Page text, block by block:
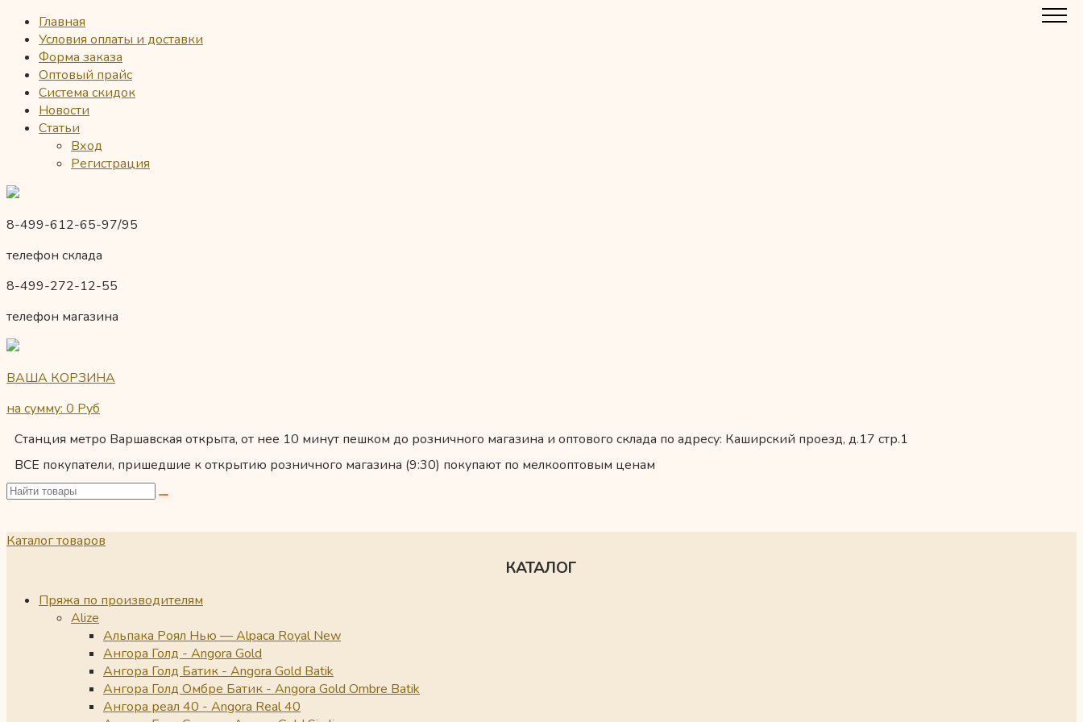
Главная
Условия оплаты и доставки
Форма заказа
Оптовый прайс
Система скидок
Новости
Статьи
Вход
Регистрация
8-499-612-65-97/95
телефон склада
8-499-272-12-55
телефон магазина
ВАША КОРЗИНА
на сумму: 0 Руб
Станция метро Варшавская открыта, от нее 10 минут пешком до розничного магазина и оптового склада по адресу: Каширский проезд, д.17 стр.1
ВСЕ покупатели, пришедшие к открытию розничного магазина (9:30) покупают по мелкооптовым ценам
Каталог товаров
КАТАЛОГ
Пряжа по производителям
Alize
Альпака Роял Нью — Alpaca Royal New
Ангора Голд - Angora Gold
Ангора Голд Батик - Angora Gold Batik
Ангора Голд Омбре Батик - Angora Gold Ombre Batik
Ангора реал 40 - Angora Real 40